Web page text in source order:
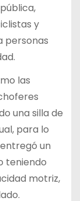
y
personas
las
una silla de
para lo
un
teniendo
motriz,